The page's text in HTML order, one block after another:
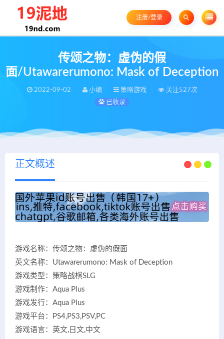
注册/登录
传颂之物：虚伪的假
面/Utawarerumono: Mask of Deception
2022-09-02 小编 策略游戏
关注527次
已收录
正文概述
游戏名称：传颂之物：虚伪的假面
英文名称：Utawarerumono: Mask of Deception
游戏类型：策略战棋SLG
游戏制作：Aqua Plus
游戏发行：Aqua Plus
游戏平台：PS4,PS3,PSV,PC
游戏语言：英文,日文,中文